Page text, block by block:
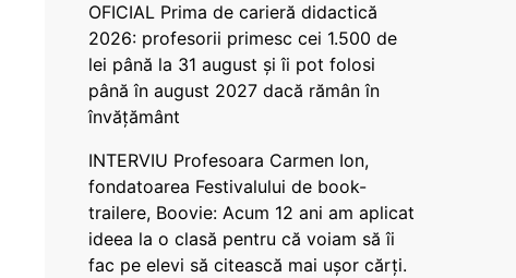
OFICIAL Prima de carieră didactică
2026: profesorii primesc cei 1.500 de
lei până la 31 august și îi pot folosi
până în august 2027 dacă rămân în
învățământ
INTERVIU Profesoara Carmen Ion,
fondatoarea Festivalului de book-
trailere, Boovie: Acum 12 ani am aplicat
ideea la o clasă pentru că voiam să îi
fac pe elevi să citească mai ușor cărți.